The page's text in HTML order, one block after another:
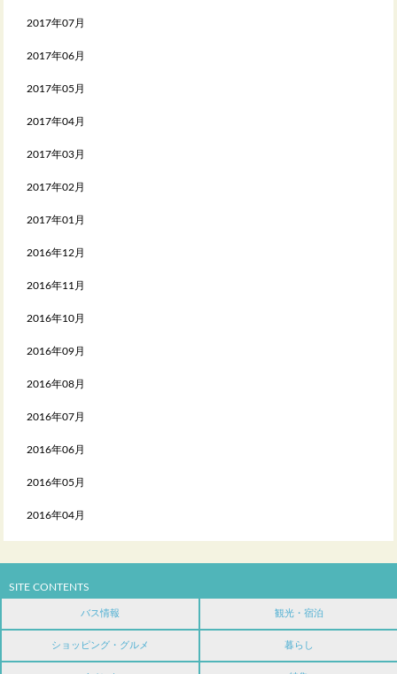
2017年07月
2017年06月
2017年05月
2017年04月
2017年03月
2017年02月
2017年01月
2016年12月
2016年11月
2016年10月
2016年09月
2016年08月
2016年07月
2016年06月
2016年05月
2016年04月
SITE CONTENTS
バス情報 観光・宿泊
ショッピング・グルメ 暮らし